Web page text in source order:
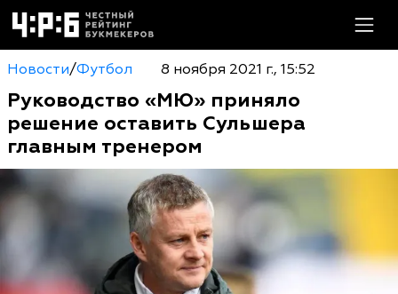
Новости/Футбол 8 ноября 2021 г., 15:52
Руководство «МЮ» приняло
решение оставить Сульшера
главным тренером